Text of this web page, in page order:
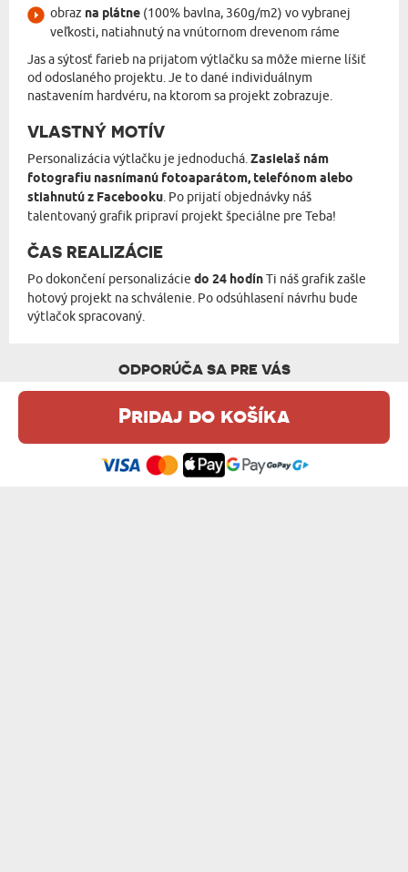
Pridaj do košíka
obraz na plátne (100% bavlna, 360g/m2) vo vybranej
veľkosti, natiahnutý na vnútornom drevenom ráme
Jas a sýtosť farieb na prijatom výtlačku sa môže mierne líšiť
od odoslaného projektu. Je to dané individuálnym
nastavením hardvéru, na ktorom sa projekt zobrazuje.
VLASTNÝ MOTÍV
Personalizácia výtlačku je jednoduchá.Zasielaš nám
fotografiu nasnímanú fotoaparátom, telefónom alebo
stiahnutú z Facebooku. Po prijatí objednávky náš
talentovaný grafik pripraví projekt špeciálne pre Teba!
ČAS REALIZÁCIE
Po dokončení personalizácie do 24 hodínTi náš grafik zašle
hotový projekt na schválenie. Po odsúhlasení návrhu bude
výtlačok spracovaný.
ODPORÚČA SA PRE VÁS
Táto webová stránka používa súbory cookie. Podrobné informácie o
tejto téme nájdete v našom %s.
zásadách používania súborov cookie
Súhlasím